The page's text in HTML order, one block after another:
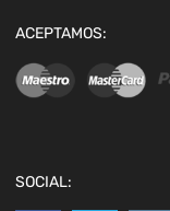
ACEPTAMOS:
SOCIAL: